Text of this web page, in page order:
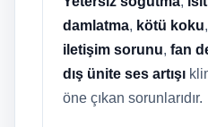
damlatma, kötü koku,
iletişim sorunu, fan
dış ünite ses artışı
öne çıkan sorunlarıdır.